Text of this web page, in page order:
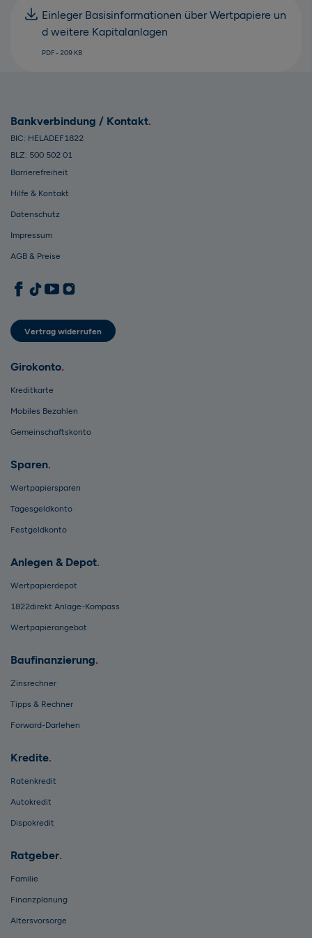
Einleger Basisinformationen über Wertpapiere un
d weitere Kapitalanlagen
PDF - 209 KB
Bankverbindung / Kontakt
BIC: HELADEF1822
BLZ: 500 502 01
Barrierefreiheit
Hilfe & Kontakt
Datenschutz
Impressum
AGB & Preise
1822direkt auf Facebook
1822direkt auf TikTok
1822direkt auf YouTube
1822direkt auf Instagram
Vertrag widerrufen
Girokonto
Kreditkarte
Mobiles Bezahlen
Gemeinschaftskonto
Sparen
Wertpapiersparen
Tagesgeldkonto
Festgeldkonto
Anlegen & Depot
Wertpapierdepot
1822direkt Anlage-Kompass
Wertpapierangebot
Baufinanzierung
Zinsrechner
Tipps & Rechner
Forward-Darlehen
Kredite
Ratenkredit
Autokredit
Dispokredit
Ratgeber
Familie
Finanzplanung
Altersvorsorge